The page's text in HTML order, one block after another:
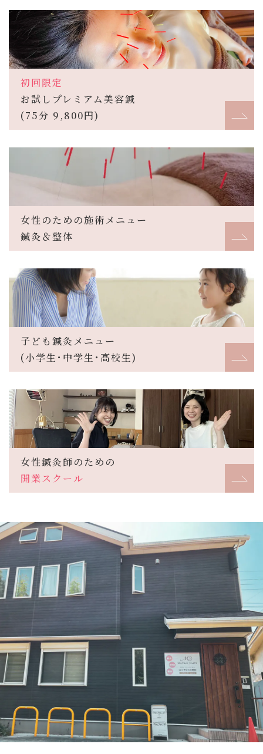
初回限定
お試しプレミアム美容鍼
(75分 9,800円)
女性のための施術メニュー
鍼灸＆整体
子ども鍼灸メニュー
(小学生･中学生･高校生)
女性鍼灸師のための
開業スクール